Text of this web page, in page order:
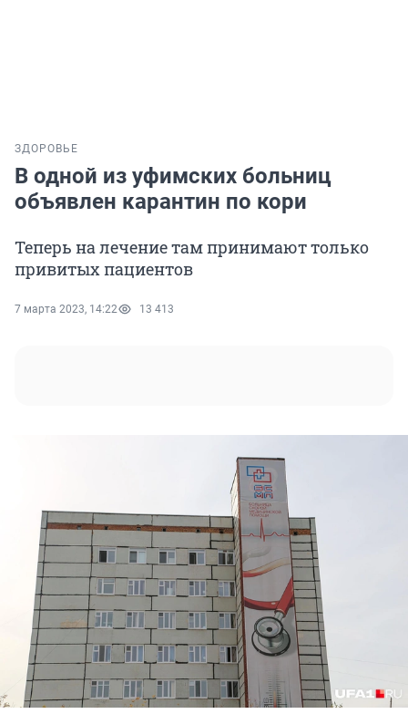
ЗДОРОВЬЕ
В одной из уфимских больниц
объявлен карантин по кори
Теперь на лечение там принимают только
привитых пациентов
7 марта 2023, 14:22 13 413